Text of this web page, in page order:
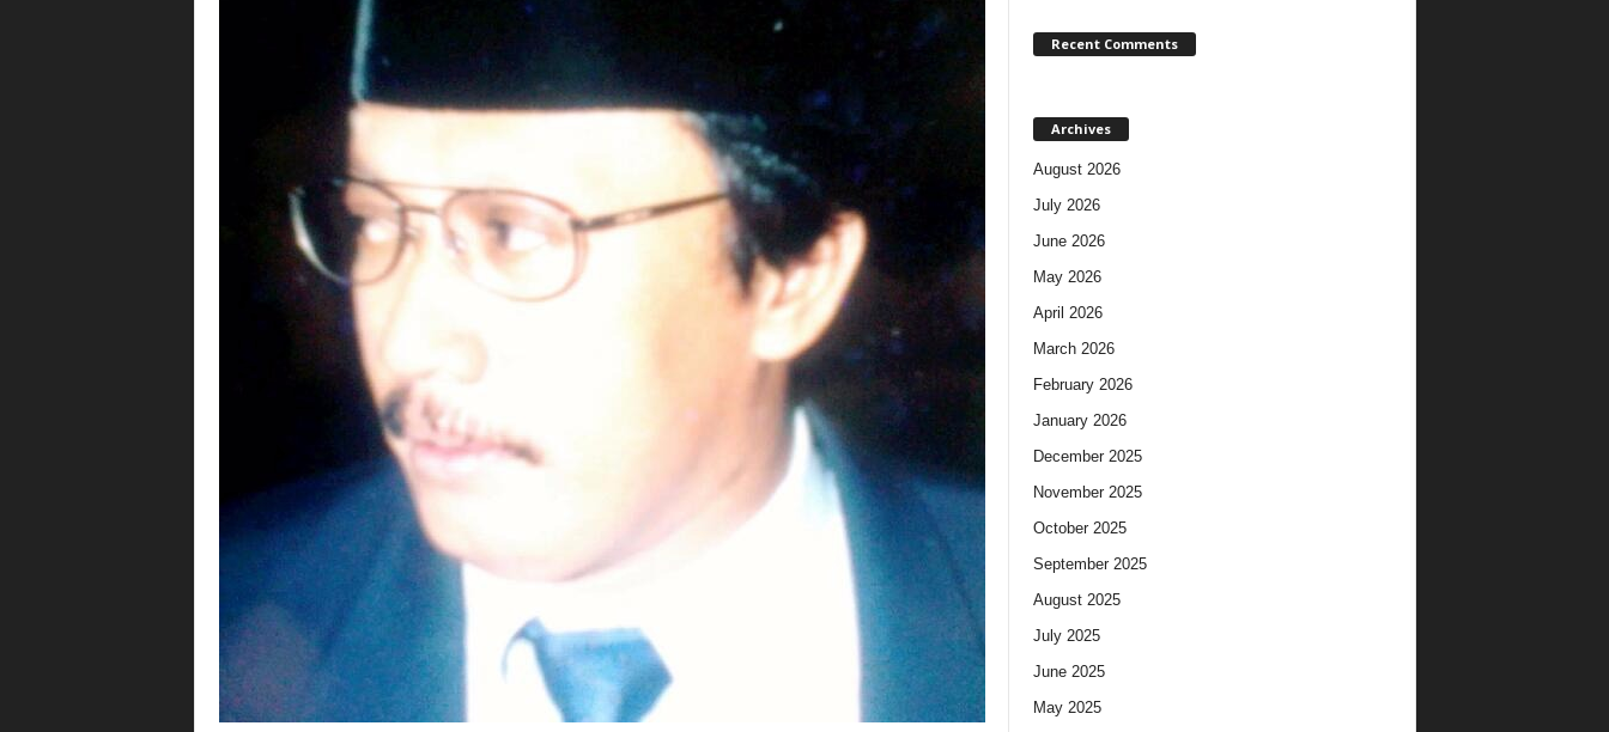
Recent Comments
Archives
August 2026
July 2026
June 2026
May 2026
April 2026
March 2026
February 2026
January 2026
December 2025
November 2025
October 2025
September 2025
August 2025
July 2025
June 2025
May 2025